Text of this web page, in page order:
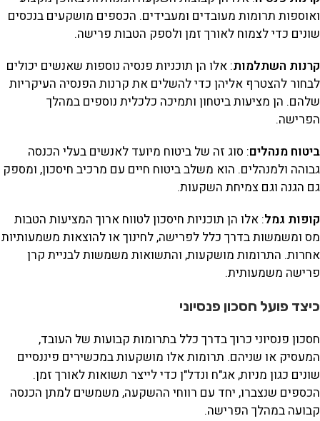
ואוספות תרומות מעובדים ומעבידים. הכספים מושקעים בנכסים
שונים כדי לצמוח לאורך זמן ולספק הטבות פרישה.
קרנות השתלמות: אלו הן תוכניות פנסיה נוספות שאנשים יכולים
לבחור להצטרף אליהן כדי להשלים את קרנות הפנסיה העיקריות
שלהם. הן מציעות ביטחון ותמיכה כלכלית נוספים במהלך
הפרישה.
ביטוח מנהלים: סוג זה של ביטוח מיועד לאנשים בעלי הכנסה
גבוהה ולמנהלים. הוא משלב ביטוח חיים עם מרכיב חיסכון, ומספק
גם הגנה וגם צמיחת השקעות.
קופות גמל: אלו הן תוכניות חיסכון לטווח ארוך המציעות הטבות
מס ומשמשות בדרך כלל לפרישה, לחינוך או להוצאות משמעותיות
אחרות. התרומות מושקעות, והתשואות משמשות לבניית קרן
פרישה משמעותית.
כיצד פועל חסכון פנסיוני
חסכון פנסיוני כרוך בדרך כלל בתרומות קבועות של העובד,
המעסיק או שניהם. תרומות אלו מושקעות במכשירים פיננסיים
שונים כגון מניות, אג"ח ונדל"ן כדי לייצר תשואות לאורך זמן.
הכספים שנצברו, יחד עם רווחי ההשקעה, משמשים למתן הכנסה
קבועה במהלך הפרישה.